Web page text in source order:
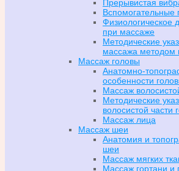
Прерывистая
Физиологическое
при массаже
Методические
массажа методом
Массаж головы
Анатомно-
особенности
Массаж
Методические
волосистой части
Массаж лица
Массаж шеи
Анатомия и
шеи
Массаж мягких
Массаж гортани и